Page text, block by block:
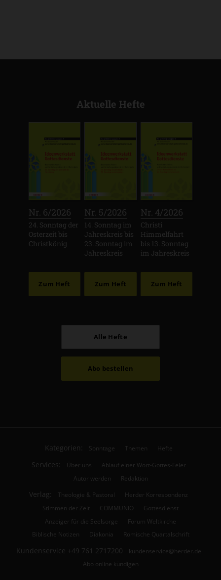
Aktuelle Hefte
Nr. 6/2026
24. Sonntag der
Osterzeit bis
Christkönig
Zum Heft
Nr. 5/2026
14. Sonntag im
Jahreskreis bis
23. Sonntag im
Jahreskreis
Zum Heft
Nr. 4/2026
Christi
Himmelfahrt
bis 13. Sonntag
im Jahreskreis
Zum Heft
Alle Hefte
Abo bestellen
Kategorien: Sonntage Themen Hefte
Services: Über uns
Ablauf einer Wort-Gottes-Feier
Autor werden
Redaktion
Verlag: Theologie & Pastoral
Herder Korrespondenz
Stimmen der Zeit
COMMUNIO
Gottesdienst
Anzeiger für die Seelsorge
Forum Weltkirche
Biblische Notizen
Diakonia Römische Quartalschrift
Kundenservice +49 761 2717200
kundenservice@herder.de
Abo online kündigen